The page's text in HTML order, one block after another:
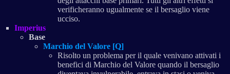
verificheranno ugualmente se il bersaglio viene
ucciso.
Imperius
Base
Marchio del Valore [Q]
Risolto un problema per il quale venivano attivati i
benefici di Marchio del Valore quando il bersaglio